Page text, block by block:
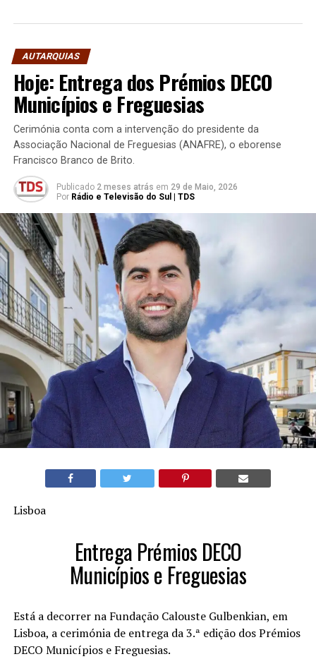
AUTARQUIAS
Hoje: Entrega dos Prémios DECO
Municípios e Freguesias
Cerimónia conta com a intervenção do presidente da
Associação Nacional de Freguesias (ANAFRE), o eborense
Francisco Branco de Brito.
Publicado 2 meses atrás em 29 de Maio, 2026
Por Rádio e Televisão do Sul | TDS
Lisboa
Entrega Prémios DECO
Municípios e Freguesias
Está a decorrer na Fundação Calouste Gulbenkian, em
Lisboa, a cerimónia de entrega da 3.ª edição dos Prémios
DECO Municípios e Freguesias.